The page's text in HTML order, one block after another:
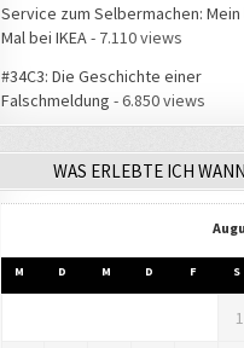
Service zum Selbermachen:
Mal bei IKEA - 7.110 views
#34C3: Die Geschichte einer
Falschmeldung - 6.850 views
WAS ERLEBTE ICH
M D M D F S
1